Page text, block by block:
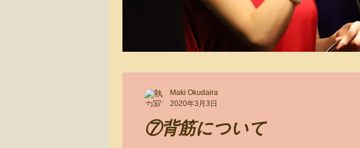
⑦背筋について
Maki Okudaira
2020年3月3日